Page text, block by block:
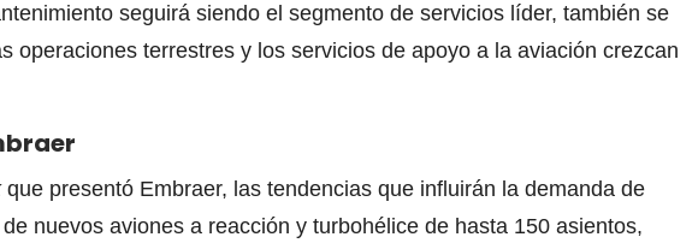
seguirá siendo el segmento de servicios líder, también se
operaciones terrestres y los servicios de apoyo a la aviación crezcan
que presentó Embraer, las tendencias que influirán la demanda de
nuevos aviones a reacción y turbohélice de hasta 150 asientos,